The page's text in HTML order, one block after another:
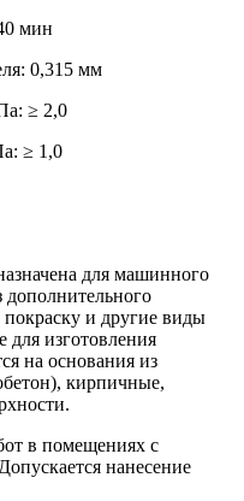
мин
0,315 мм
≥ 2,0
≥ 1,0
для машинного
дополнительного
и другие виды
для изготовления
на основания из
кирпичные,
в помещениях с
нанесение